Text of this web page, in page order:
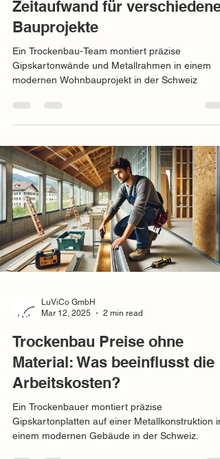
Zeitaufwand für verschiedene
Bauprojekte
Ein Trockenbau-Team montiert präzise
Gipskartonwände und Metallrahmen in einem
modernen Wohnbauprojekt in der Schweiz
LuViCo GmbH
Mar 12, 2025
2 min read
Trockenbau Preise ohne
Material: Was beeinflusst die
Arbeitskosten?
Ein Trockenbauer montiert präzise
Gipskartonplatten auf einer Metallkonstruktion in
einem modernen Gebäude in der Schweiz.